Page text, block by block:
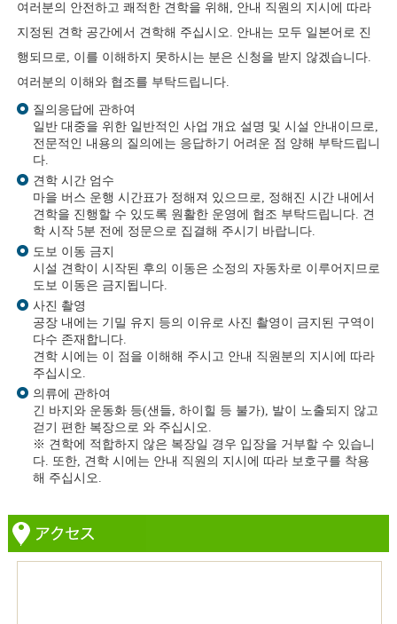
여러분의 안전하고 쾌적한 견학을 위해, 안내 직원의 지시에 따라
지정된 견학 공간에서 견학해 주십시오. 안내는 모두 일본어로 진
행되므로, 이를 이해하지 못하시는 분은 신청을 받지 않겠습니다.
여러분의 이해와 협조를 부탁드립니다.
질의응답에 관하여
일반 대중을 위한 일반적인 사업 개요 설명 및 시설 안내이므로,
전문적인 내용의 질의에는 응답하기 어려운 점 양해 부탁드립니
다.
견학 시간 엄수
마을 버스 운행 시간표가 정해져 있으므로, 정해진 시간 내에서
견학을 진행할 수 있도록 원활한 운영에 협조 부탁드립니다. 견
학 시작 5분 전에 정문으로 집결해 주시기 바랍니다.
도보 이동 금지
시설 견학이 시작된 후의 이동은 소정의 자동차로 이루어지므로
도보 이동은 금지됩니다.
사진 촬영
공장 내에는 기밀 유지 등의 이유로 사진 촬영이 금지된 구역이
다수 존재합니다.
견학 시에는 이 점을 이해해 주시고 안내 직원분의 지시에 따라
주십시오.
의류에 관하여
긴 바지와 운동화 등(샌들, 하이힐 등 불가), 발이 노출되지 않고
걷기 편한 복장으로 와 주십시오.
※ 견학에 적합하지 않은 복장일 경우 입장을 거부할 수 있습니
다. 또한, 견학 시에는 안내 직원의 지시에 따라 보호구를 착용
해 주십시오.